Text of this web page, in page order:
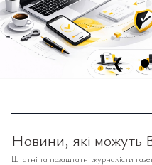
❮
Новини, які можуть
Штатні та позаштатні журналісти